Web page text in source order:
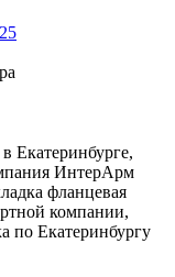
Екатеринбурге,
ИнтерАрм
фланцевая
компании,
по Екатеринбургу